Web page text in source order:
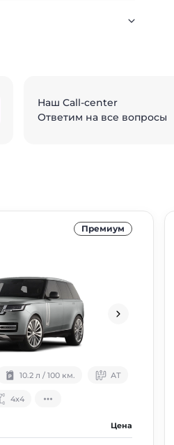
Наш Call-center
Ответим на все вопросы
Премиум
10.2 л / 100 км. АТ
4х4
Цена